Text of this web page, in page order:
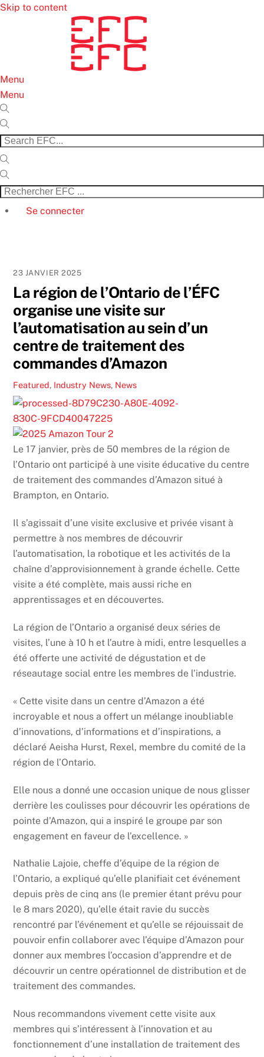
Skip to content
Menu
Menu
Se connecter
23 JANVIER 2025
La région de l’Ontario de l’ÉFC
organise une visite sur
l’automatisation au sein d’un
centre de traitement des
commandes d’Amazon
Featured, Industry News, News
Le 17 janvier, près de 50 membres de la région de
l’Ontario ont participé à une visite éducative du centre
de traitement des commandes d’Amazon situé à
Brampton, en Ontario.
Il s’agissait d’une visite exclusive et privée visant à
permettre à nos membres de découvrir
l’automatisation, la robotique et les activités de la
chaîne d’approvisionnement à grande échelle. Cette
visite a été complète, mais aussi riche en
apprentissages et en découvertes.
La région de l’Ontario a organisé deux séries de
visites, l’une à 10 h et l’autre à midi, entre lesquelles a
été offerte une activité de dégustation et de
réseautage social entre les membres de l’industrie.
« Cette visite dans un centre d’Amazon a été
incroyable et nous a offert un mélange inoubliable
d’innovations, d’informations et d’inspirations, a
déclaré Aeisha Hurst, Rexel, membre du comité de la
région de l’Ontario.
Elle nous a donné une occasion unique de nous glisser
derrière les coulisses pour découvrir les opérations de
pointe d’Amazon, qui a inspiré le groupe par son
engagement en faveur de l’excellence. »
Nathalie Lajoie, cheffe d’équipe de la région de
l’Ontario, a expliqué qu’elle planifiait cet événement
depuis près de cinq ans (le premier étant prévu pour
le 8 mars 2020), qu’elle était ravie du succès
rencontré par l’événement et qu’elle se réjouissait de
pouvoir enfin collaborer avec l’équipe d’Amazon pour
donner aux membres l’occasion d’apprendre et de
découvrir un centre opérationnel de distribution et de
traitement des commandes.
Nous recommandons vivement cette visite aux
membres qui s’intéressent à l’innovation et au
fonctionnement d’une installation de traitement des